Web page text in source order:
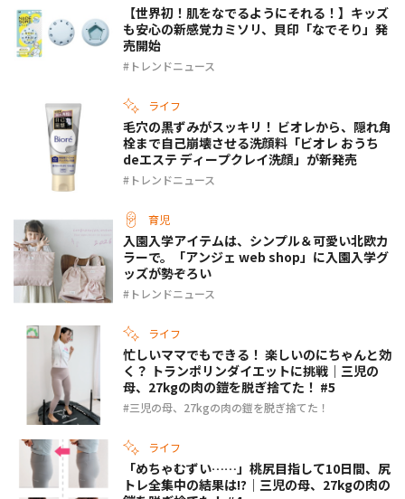
【世界初！肌をなでるようにそれる！】キッズ
も安心の新感覚カミソリ、貝印「なでそり」発
売開始
トレンドニュース
ライフ
毛穴の黒ずみがスッキリ！ ビオレから、隠れ角
栓まで自己崩壊させる洗顔料「ビオレ おうち
deエステ ディープクレイ洗顔」が新発売
トレンドニュース
育児
入園入学アイテムは、シンプル＆可愛い北欧カ
ラーで。「アンジェ web shop」に入園入学グ
ッズが勢ぞろい
トレンドニュース
ライフ
忙しいママでもできる！ 楽しいのにちゃんと効
く？ トランポリンダイエットに挑戦｜三児の
母、27kgの肉の鎧を脱ぎ捨てた！ #5
三児の母、27kgの肉の鎧を脱ぎ捨てた！
ライフ
「めちゃむずい……」桃尻目指して10日間、尻
トレ全集中の結果は!?｜三児の母、27kgの肉の